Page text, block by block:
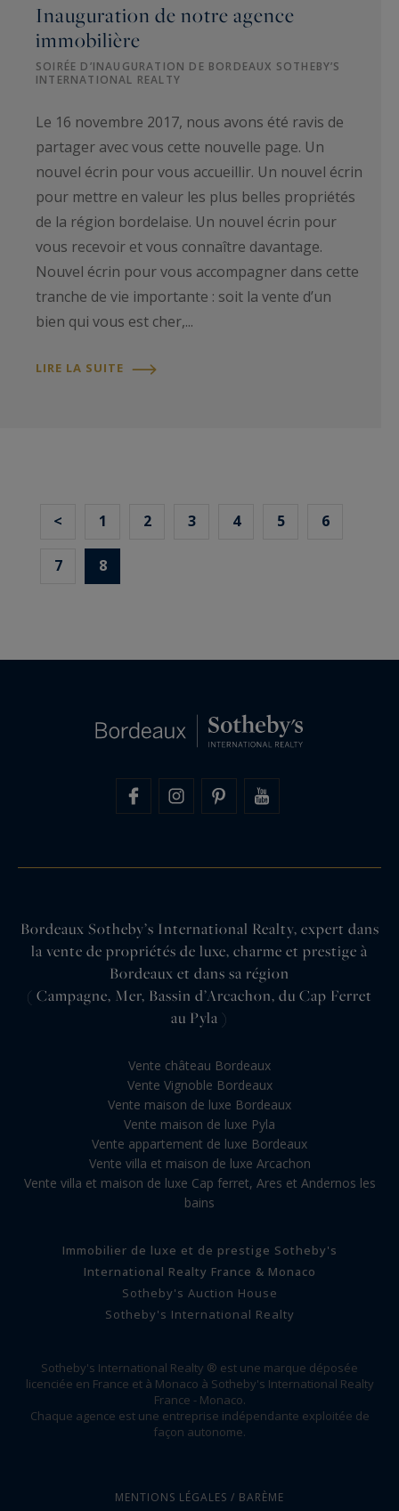
Inauguration de notre agence
immobilière
SOIRÉE D’INAUGURATION DE BORDEAUX SOTHEBY’S
INTERNATIONAL REALTY
Le 16 novembre 2017, nous avons été ravis de
partager avec vous cette nouvelle page. Un
nouvel écrin pour vous accueillir. Un nouvel écrin
pour mettre en valeur les plus belles propriétés
de la région bordelaise. Un nouvel écrin pour
vous recevoir et vous connaître davantage.
Nouvel écrin pour vous accompagner dans cette
tranche de vie importante : soit la vente d’un
bien qui vous est cher,...
LIRE LA SUITE
< 1 2 3 4 5 6
7 8
Bordeaux Sotheby’s International Realty, expert dans
la vente de propriétés de luxe, charme et prestige à
Bordeaux et dans sa région
( Campagne, Mer, Bassin d’Arcachon, du Cap Ferret
au Pyla )
Vente château Bordeaux
Vente Vignoble Bordeaux
Vente maison de luxe Bordeaux
Vente maison de luxe Pyla
Vente appartement de luxe Bordeaux
Vente villa et maison de luxe Arcachon
Vente villa et maison de luxe Cap ferret, Ares et Andernos les
bains
Immobilier de luxe et de prestige Sotheby's
International Realty France & Monaco
Sotheby's Auction House
Sotheby's International Realty
Sotheby's International Realty ® est une marque déposée
licenciée en France et à Monaco à Sotheby's International Realty
France - Monaco.
Chaque agence est une entreprise indépendante exploitée de
façon autonome.
MENTIONS LÉGALES / BARÈME